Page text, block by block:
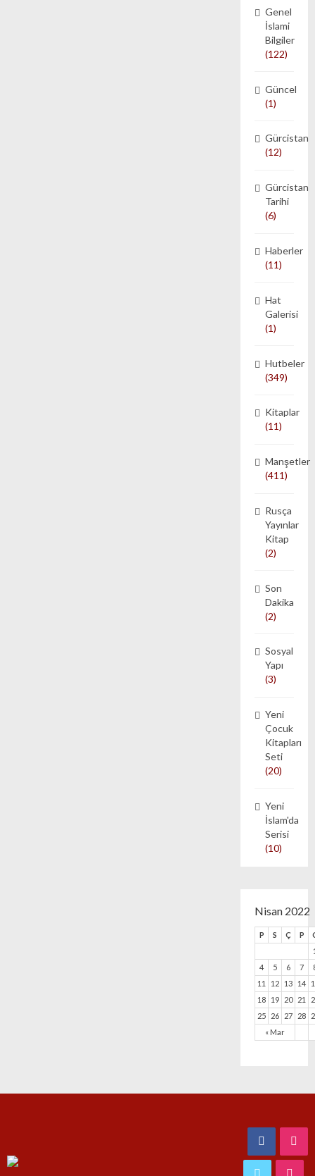
Genel
İslami
Bilgiler
(122)
Güncel
(1)
Gürcistan
(12)
Gürcistan
Tarihi
(6)
Haberler
(11)
Hat
Galerisi
(1)
Hutbeler
(349)
Kitaplar
(11)
Manşetler
(411)
Rusça
Yayınlar
Kitap
(2)
Son
Dakika
(2)
Sosyal
Yapı
(3)
Yeni
Çocuk
Kitapları
Seti
(20)
Yeni
İslam'da
Serisi
(10)
Nisan 2022
P S Ç P
« Mar
4
5 6 7
11
12 13 14
18
19 20 21
25
26 27 28